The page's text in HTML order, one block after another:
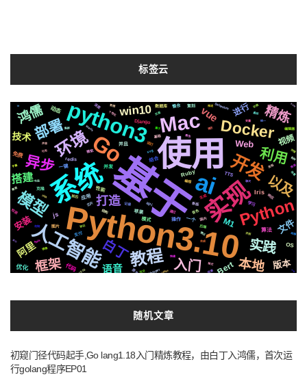
标签云
基于
使用
Python3.10
系统 ai
实现
Go
python3 Mac
人工智能
开发
环境
教程
Python
模型
Docker
异步
部署
利用
实践
入门
以及
框架 本地
白丁
鸿儒 精炼
打造
win10
搭建
vue
语音
技术
阿里
安装 文件
版本
Web
进行
Bert
M1
视频
优化
js
Iris
免费
算法
代码
动态
OS
Ruby
结合
苹果
性能
并发
模式 操作 一个
并且
应用
TTS
Django
一键
redis
学习
支付
克隆
api
图片
数据库 整合 复刻
Whisper
深度
记录
编程
Selenium
通过
新版
svg
生成
结构
运行
音色
响应
原生
芯片
前后
检测
编辑器
基础
微软
国内
后端
爬虫
属于
情况
协议
io
聊天
合成
页面
https
MacOs 简历
快速
布局
个性化
识别
集群
流程
可用
声音
机制
社交
数据
centos
推送
需要
格式
字幕
变量
推荐
场景
阻塞
镜像
Apple
各种
存储
遇到
统一
CSS3
切换
动画
递归
EP02
http
随机文章
初窥门径代码起手,Go lang1.18入门精炼教程，由白丁入鸿儒，首次运
行golang程序EP01